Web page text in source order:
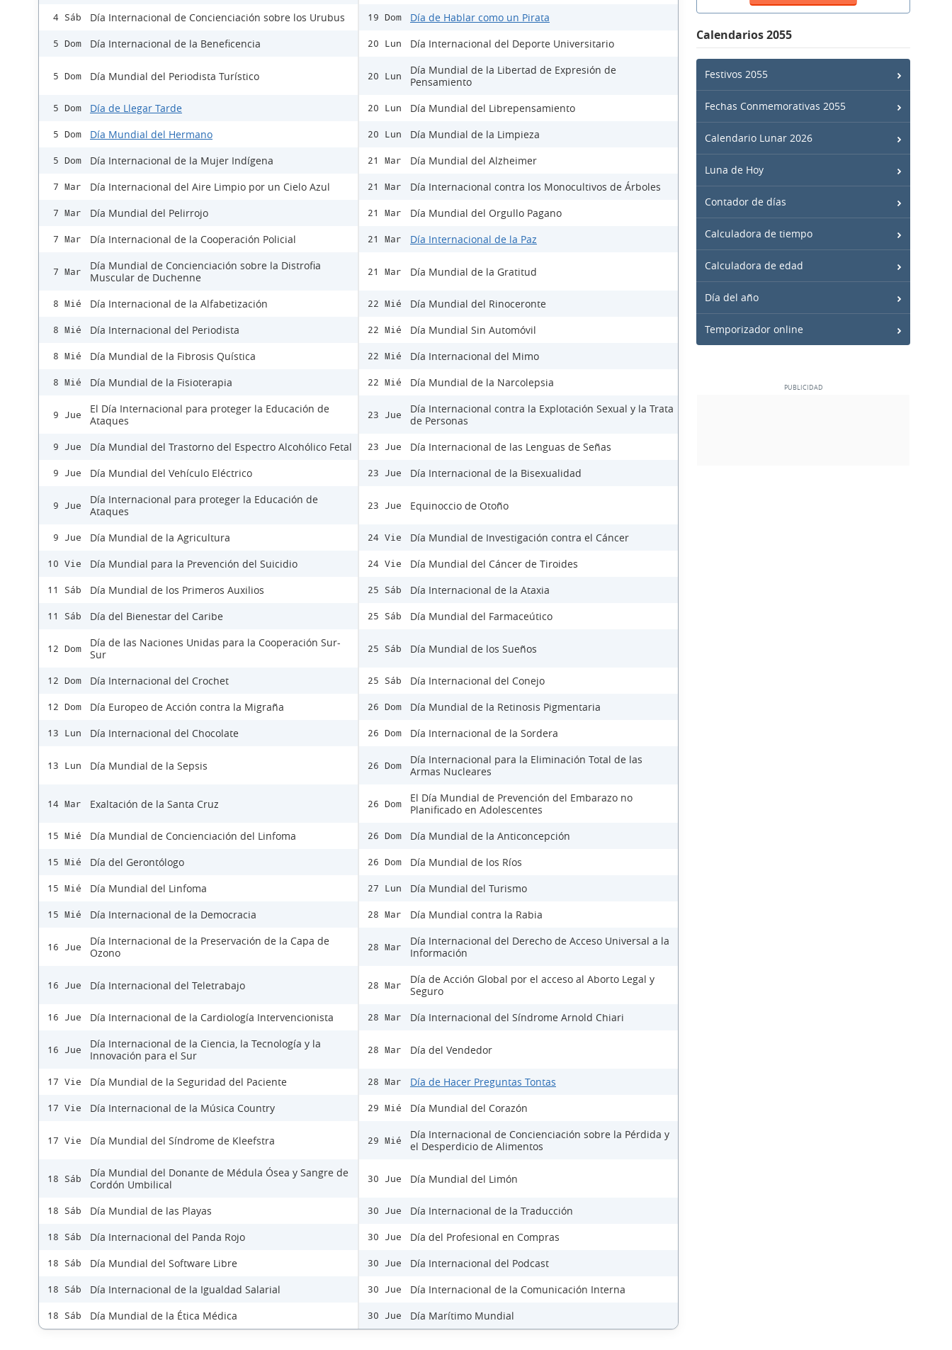
4 Sáb Día Internacional de Concienciación sobre los Urubus
5 Dom Día Internacional de la Beneficencia
5 Dom Día Mundial del Periodista Turístico
5 Dom Día de Llegar Tarde
5 Dom Día Mundial del Hermano
5 Dom Día Internacional de la Mujer Indígena
7 Mar Día Internacional del Aire Limpio por un Cielo Azul
7 Mar Día Mundial del Pelirrojo
7 Mar Día Internacional de la Cooperación Policial
7 Mar
Día Mundial de Concienciación sobre la Distrofia
Muscular de Duchenne
8 Mié Día Internacional de la Alfabetización
8 Mié Día Internacional del Periodista
8 Mié Día Mundial de la Fibrosis Quística
8 Mié Día Mundial de la Fisioterapia
9 Jue
El Día Internacional para proteger la Educación de
Ataques
9 Jue Día Mundial del Trastorno del Espectro Alcohólico Fetal
9 Jue Día Mundial del Vehículo Eléctrico
9 Jue
Día Internacional para proteger la Educación de
Ataques
9 Jue Día Mundial de la Agricultura
10 Vie Día Mundial para la Prevención del Suicidio
11 Sáb Día Mundial de los Primeros Auxilios
11 Sáb Día del Bienestar del Caribe
12 Dom
Día de las Naciones Unidas para la Cooperación Sur-
Sur
12 Dom Día Internacional del Crochet
12 Dom Día Europeo de Acción contra la Migraña
13 Lun Día Internacional del Chocolate
13 Lun Día Mundial de la Sepsis
14 Mar Exaltación de la Santa Cruz
15 Mié Día Mundial de Concienciación del Linfoma
15 Mié Día del Gerontólogo
15 Mié Día Mundial del Linfoma
15 Mié Día Internacional de la Democracia
16 Jue
Día Internacional de la Preservación de la Capa de
Ozono
16 Jue Día Internacional del Teletrabajo
16 Jue Día Internacional de la Cardiología Intervencionista
16 Jue
Día Internacional de la Ciencia, la Tecnología y la
Innovación para el Sur
17 Vie Día Mundial de la Seguridad del Paciente
17 Vie Día Internacional de la Música Country
17 Vie Día Mundial del Síndrome de Kleefstra
18 Sáb
Día Mundial del Donante de Médula Ósea y Sangre de
Cordón Umbilical
18 Sáb Día Mundial de las Playas
18 Sáb Día Internacional del Panda Rojo
18 Sáb Día Mundial del Software Libre
18 Sáb Día Internacional de la Igualdad Salarial
18 Sáb Día Mundial de la Ética Médica
19 Dom Día de Hablar como un Pirata
20 Lun Día Internacional del Deporte Universitario
20 Lun
Día Mundial de la Libertad de Expresión de
Pensamiento
20 Lun Día Mundial del Librepensamiento
20 Lun Día Mundial de la Limpieza
21 Mar Día Mundial del Alzheimer
21 Mar Día Internacional contra los Monocultivos de Árboles
21 Mar Día Mundial del Orgullo Pagano
21 Mar Día Internacional de la Paz
21 Mar Día Mundial de la Gratitud
22 Mié Día Mundial del Rinoceronte
22 Mié Día Mundial Sin Automóvil
22 Mié Día Internacional del Mimo
22 Mié Día Mundial de la Narcolepsia
23 Jue
Día Internacional contra la Explotación Sexual y la Trata
de Personas
23 Jue Día Internacional de las Lenguas de Señas
23 Jue Día Internacional de la Bisexualidad
23 Jue Equinoccio de Otoño
24 Vie Día Mundial de Investigación contra el Cáncer
24 Vie Día Mundial del Cáncer de Tiroides
25 Sáb Día Internacional de la Ataxia
25 Sáb Día Mundial del Farmaceútico
25 Sáb Día Mundial de los Sueños
25 Sáb Día Internacional del Conejo
26 Dom Día Mundial de la Retinosis Pigmentaria
26 Dom Día Internacional de la Sordera
26 Dom
Día Internacional para la Eliminación Total de las
Armas Nucleares
26 Dom
El Día Mundial de Prevención del Embarazo no
Planificado en Adolescentes
26 Dom Día Mundial de la Anticoncepción
26 Dom Día Mundial de los Ríos
27 Lun Día Mundial del Turismo
28 Mar Día Mundial contra la Rabia
28 Mar
Día Internacional del Derecho de Acceso Universal a la
Información
28 Mar
Día de Acción Global por el acceso al Aborto Legal y
Seguro
28 Mar Día Internacional del Síndrome Arnold Chiari
28 Mar Día del Vendedor
28 Mar Día de Hacer Preguntas Tontas
29 Mié Día Mundial del Corazón
29 Mié
Día Internacional de Concienciación sobre la Pérdida y
el Desperdicio de Alimentos
30 Jue Día Mundial del Limón
30 Jue Día Internacional de la Traducción
30 Jue Día del Profesional en Compras
30 Jue Día Internacional del Podcast
30 Jue Día Internacional de la Comunicación Interna
30 Jue Día Marítimo Mundial
Calendarios 2055
Festivos 2055
Fechas Conmemorativas 2055
Calendario Lunar 2026
Luna de Hoy
Contador de días
Calculadora de tiempo
Calculadora de edad
Día del año
Temporizador online